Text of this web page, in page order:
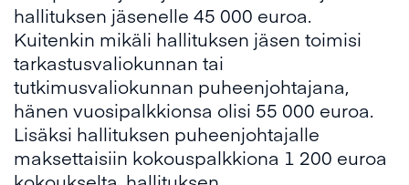
hallituksen jäsenelle 45 000 euroa.
Kuitenkin mikäli hallituksen jäsen toimisi
tarkastusvaliokunnan tai
tutkimusvaliokunnan puheenjohtajana,
hänen vuosipalkkionsa olisi 55 000 euroa.
Lisäksi hallituksen puheenjohtajalle
maksettaisiin kokouspalkkiona 1 200 euroa